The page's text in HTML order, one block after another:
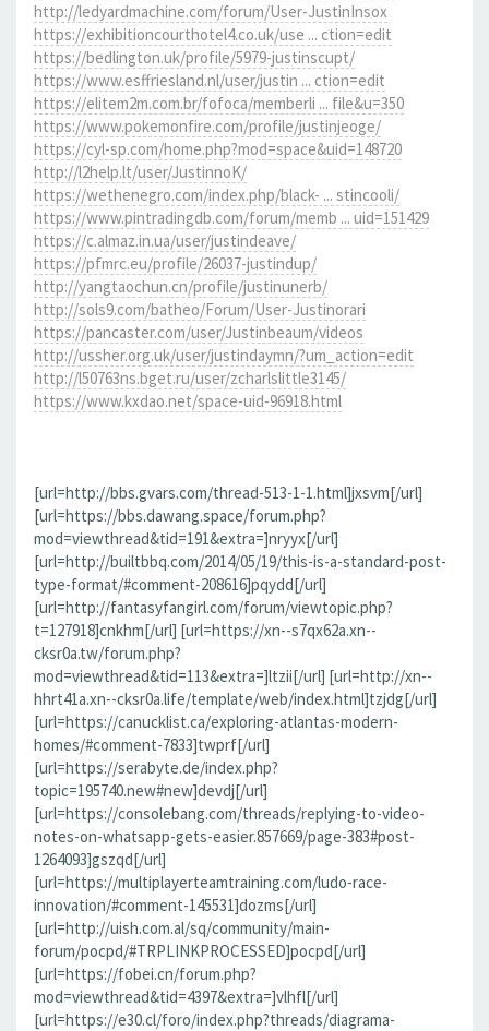
http://ledyardmachine.com/forum/User-JustinInsox
https://exhibitioncourthotel4.co.uk/use ... ction=edit
https://bedlington.uk/profile/5979-justinscupt/
https://www.esffriesland.nl/user/justin ... ction=edit
https://elitem2m.com.br/fofoca/memberli ... file&u=350
https://www.pokemonfire.com/profile/justinjeoge/
https://cyl-sp.com/home.php?mod=space&uid=148720
http://l2help.lt/user/JustinnoK/
https://wethenegro.com/index.php/black- ... stincooli/
https://www.pintradingdb.com/forum/memb ... uid=151429
https://c.almaz.in.ua/user/justindeave/
https://pfmrc.eu/profile/26037-justindup/
http://yangtaochun.cn/profile/justinunerb/
http://sols9.com/batheo/Forum/User-Justinorari
https://pancaster.com/user/Justinbeaum/videos
http://ussher.org.uk/user/justindaymn/?um_action=edit
http://l50763ns.bget.ru/user/zcharlslittle3145/
https://www.kxdao.net/space-uid-96918.html
[url=http://bbs.gvars.com/thread-513-1-1.html]jxsvm[/url]
[url=https://bbs.dawang.space/forum.php?
mod=viewthread&tid=191&extra=]nryyx[/url]
[url=http://builtbbq.com/2014/05/19/this-is-a-standard-post-
type-format/#comment-208616]pqydd[/url]
[url=http://fantasyfangirl.com/forum/viewtopic.php?
t=127918]cnkhm[/url] [url=https://xn--s7qx62a.xn--
cksr0a.tw/forum.php?
mod=viewthread&tid=113&extra=]ltzii[/url] [url=http://xn--
hhrt41a.xn--cksr0a.life/template/web/index.html]tzjdg[/url]
[url=https://canucklist.ca/exploring-atlantas-modern-
homes/#comment-7833]twprf[/url]
[url=https://serabyte.de/index.php?
topic=195740.new#new]devdj[/url]
[url=https://consolebang.com/threads/replying-to-video-
notes-on-whatsapp-gets-easier.857669/page-383#post-
1264093]gszqd[/url]
[url=https://multiplayerteamtraining.com/ludo-race-
innovation/#comment-145531]dozms[/url]
[url=http://uish.com.al/sq/community/main-
forum/pocpd/#TRPLINKPROCESSED]pocpd[/url]
[url=https://fobei.cn/forum.php?
mod=viewthread&tid=4397&extra=]vlhfl[/url]
[url=https://e30.cl/foro/index.php?threads/diagrama-